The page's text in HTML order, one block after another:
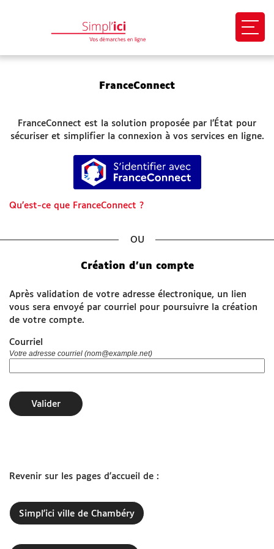
Mes demandes
Paiement en ligne
Besoin d'aide
SITES UTILES
www.grandchambery.fr
FranceConnect
FranceConnect est la solution proposée par l’État pour
sécuriser et simplifier la connexion à vos services en ligne.
S’identifier avec FranceConnect
Qu’est-ce que FranceConnect ?
Création d’un compte
Après validation de votre adresse électronique, un lien
vous sera envoyé par courriel pour poursuivre la création
de votre compte.
Courriel
Votre adresse courriel (nom@example.net)
Valider
Revenir sur les pages d'accueil de :
Simpl'ici ville de Chambéry